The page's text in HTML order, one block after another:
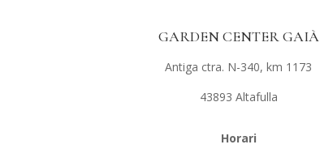
GARDEN CENTER GAIÀ
Antiga ctra. N-340, km 1173
43893 Altafulla
Horari